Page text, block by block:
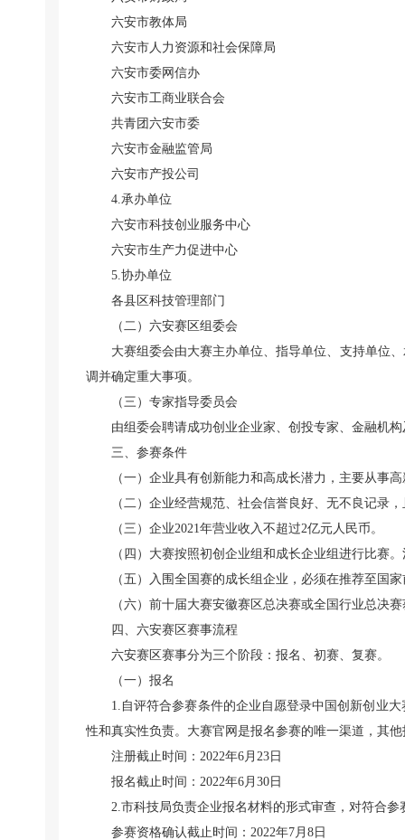
六安市教体局
六安市人力资源和社会保障局
六安市委网信办
六安市工商业联合会
共青团六安市委
六安市金融监管局
六安市产投公司
4.承办单位
六安市科技创业服务中心
六安市生产力促进中心
5.协办单位
各县区科技管理部门
（二）六安赛区组委会
大赛组委会由大赛主办单位、指导单位、支持单位
调并确定重大事项。
（三）专家指导委员会
由组委会聘请成功创业企业家、创投专家、金融机
三、参赛条件
（一）企业具有创新能力和高成长潜力，主要从事
（二）企业经营规范、社会信誉良好、无不良记录
（三）企业2021年营业收入不超过2亿元人民币。
（四）大赛按照初创企业组和成长企业组进行比赛
（五）入围全国赛的成长组企业，必须在推荐至国
（六）前十届大赛安徽赛区总决赛或全国行业总决
四、六安赛区赛事流程
六安赛区赛事分为三个阶段：报名、初赛、复赛。
（一）报名
1.自评符合参赛条件的企业自愿登录中国创新创业
性和真实性负责。大赛官网是报名参赛的唯一渠道，其
注册截止时间：2022年6月23日
报名截止时间：2022年6月30日
2.市科技局负责企业报名材料的形式审查，对符合
参赛资格确认截止时间：2022年7月8日